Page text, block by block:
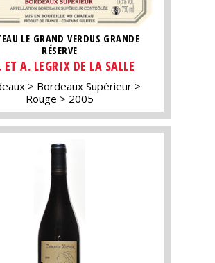
LE GRAND VERDUS GRANDE
RÉSERVE
ET A. LEGRIX DE LA SALLE
Bordeaux Supérieur
Rouge
2005